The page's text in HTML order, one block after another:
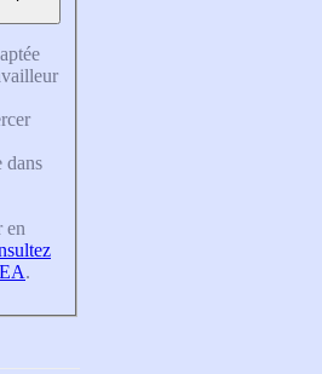
dans
en
.